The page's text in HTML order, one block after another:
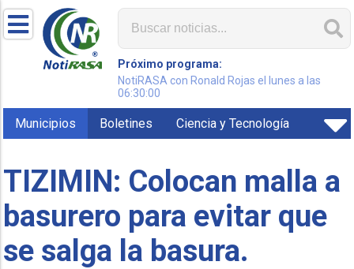
Próximo programa:
NotiRASA con Ronald Rojas el lunes a las
06:30:00
Municipios Boletines Ciencia y Tecnología
TIZIMIN: Colocan malla a
basurero para evitar que
se salga la basura.